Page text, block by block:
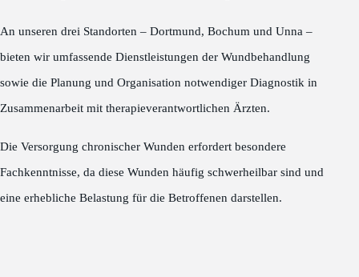
An unseren drei Standorten – Dortmund, Bochum und Unna –
bieten wir umfassende Dienstleistungen der Wundbehandlung
sowie die Planung und Organisation notwendiger Diagnostik in
Zusammenarbeit mit therapieverantwortlichen Ärzten.
Die Versorgung chronischer Wunden erfordert besondere
Fachkenntnisse, da diese Wunden häufig schwerheilbar sind und
eine erhebliche Belastung für die Betroffenen darstellen.